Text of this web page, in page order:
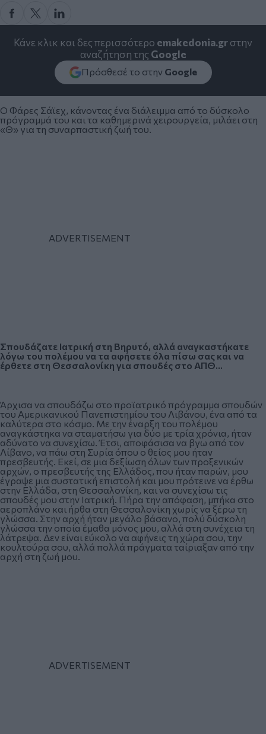
Κάνε κλικ και δες περισσότερο emakedonia.grστην
αναζήτηση της Google
Πρόσθεσέ το στην Google
Ο Φάρες Σάϊεχ, κάνοντας ένα διάλειμμα από το δύσκολο
πρόγραμμά του και τα καθημερινά χειρουργεία, μιλάει στη
«Θ» για τη συναρπαστική ζωή του.
Σπουδάζατε Ιατρική στη Βηρυτό, αλλά αναγκαστήκατε
λόγω του πολέμου να τα αφήσετε όλα πίσω σας και να
έρθετε στη Θεσσαλονίκη για σπουδές στο ΑΠΘ…
Άρχισα να σπουδάζω στο προϊατρικό πρόγραμμα σπουδών
του Αμερικανικού Πανεπιστημίου του Λιβάνου, ένα από τα
καλύτερα στο κόσμο. Με την έναρξη του πολέμου
αναγκάστηκα να σταματήσω για δύο με τρία χρόνια, ήταν
αδύνατο να συνεχίσω. Έτσι, αποφάσισα να βγω από τον
Λίβανο, να πάω στη Συρία όπου ο θείος μου ήταν
πρεσβευτής. Εκεί, σε μια δεξίωση όλων των προξενικών
αρχών, ο πρεσβευτής της Ελλάδος, που ήταν παρών, μου
έγραψε μια συστατική επιστολή και μου πρότεινε να έρθω
στην Ελλάδα, στη Θεσσαλονίκη, και να συνεχίσω τις
σπουδές μου στην Ιατρική. Πήρα την απόφαση, μπήκα στο
αεροπλάνο και ήρθα στη Θεσσαλονίκη χωρίς να ξέρω τη
γλώσσα. Στην αρχή ήταν μεγάλο βάσανο, πολύ δύσκολη
γλώσσα την οποία έμαθα μόνος μου, αλλά στη συνέχεια τη
λάτρεψα. Δεν είναι εύκολο να αφήνεις τη χώρα σου, την
κουλτούρα σου, αλλά πολλά πράγματα ταίριαξαν από την
αρχή στη ζωή μου.